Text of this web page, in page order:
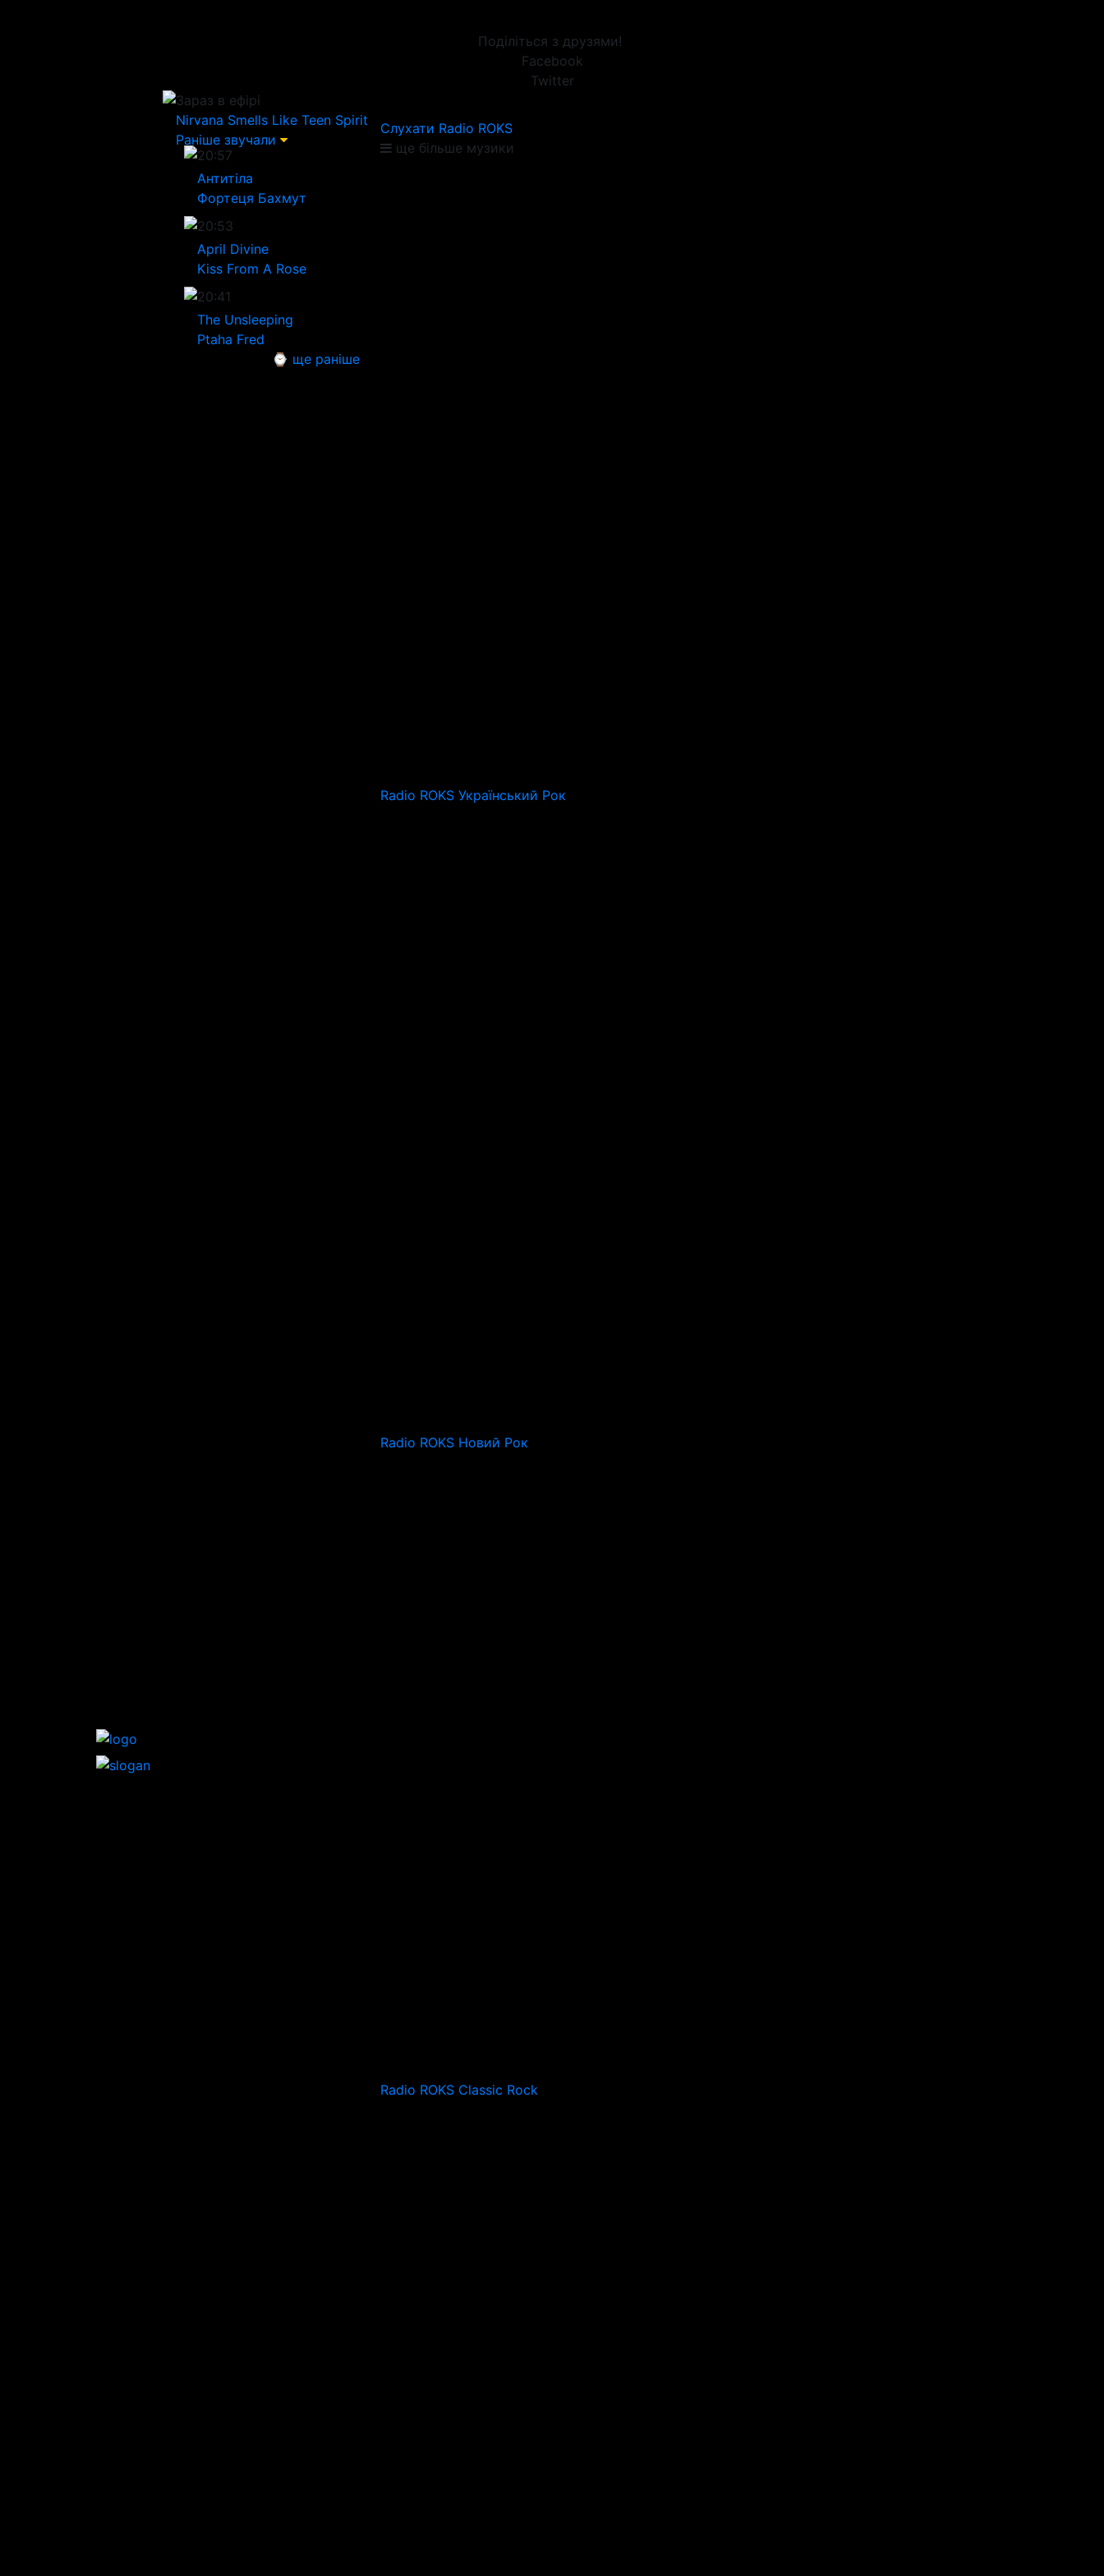
Поділіться з друзями!
Facebook
Twitter
Зараз в ефірі
Nirvana Smells Like Teen Spirit
Раніше звучали
20:57
Антитіла
Фортеця Бахмут
20:53
April Divine
Kiss From A Rose
20:41
The Unsleeping
Ptaha Fred
⌚ ще раніше
Слухати Radio ROKS
ще більше музики
Radio ROKS Український Рок
Radio ROKS Новий Рок
Radio ROKS Classic Rock